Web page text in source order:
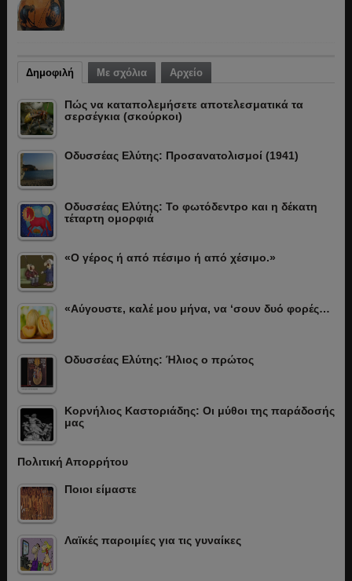
Δημοφιλή Με σχόλια Αρχείο
Πώς να καταπολεμήσετε αποτελεσματικά τα
σερσέγκια (σκούρκοι)
Οδυσσέας Ελύτης: Προσανατολισμοί (1941)
Οδυσσέας Ελύτης: Το φωτόδεντρο και η δέκατη
τέταρτη ομορφιά
«Ο γέρος ή από πέσιμο ή από χέσιμο.»
«Αύγουστε, καλέ μου μήνα, να ‘σουν δυό φορές…
Οδυσσέας Ελύτης: Ήλιος ο πρώτος
Κορνήλιος Καστοριάδης: Οι μύθοι της παράδοσής
μας
Πολιτική Απορρήτου
Ποιοι είμαστε
Λαϊκές παροιμίες για τις γυναίκες